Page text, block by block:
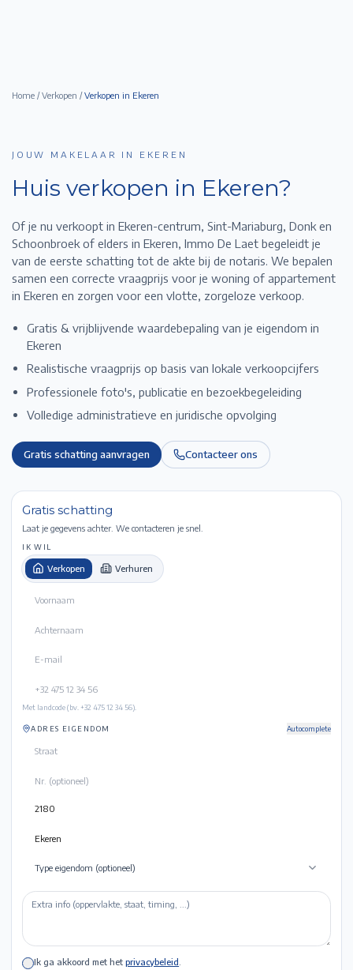
Home / Verkopen /Verkopen in Ekeren
JOUW MAKELAAR IN EKEREN
Huis verkopen in Ekeren?
Of je nu verkoopt in Ekeren-centrum, Sint-Mariaburg, Donk en
Schoonbroek of elders in Ekeren, Immo De Laet begeleidt je
van de eerste schatting tot de akte bij de notaris. We bepalen
samen een correcte vraagprijs voor je woning of appartement
in Ekeren en zorgen voor een vlotte, zorgeloze verkoop.
Gratis & vrijblijvende waardebepaling van je eigendom in
Ekeren
Realistische vraagprijs op basis van lokale verkoopcijfers
Professionele foto's, publicatie en bezoekbegeleiding
Volledige administratieve en juridische opvolging
Gratis schatting aanvragen Contacteer ons
Gratis schatting
Laat je gegevens achter. We contacteren je snel.
IK WIL
Verkopen Verhuren
Met landcode (bv. +32 475 12 34 56).
ADRES EIGENDOM Autocomplete
Type eigendom (optioneel)
Ik ga akkoord met het privacybeleid